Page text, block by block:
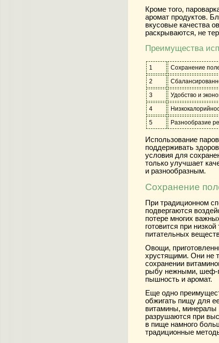
Кроме того,
аромат продуктов.
вкусовые качества
раскрываются, не
Преимущества
1
Сохранение
2
3
Удобство и
4
5
Разнообразие
Использование
поддерживать
условия для
только улучшает
и разнообразным.
Сохранение
При традиционном
подвергаются
потере многих
готовится при
питательных
Овощи,
хрустящими. Они не
сохранении
рыбу нежными, шеф-
пышность и аромат.
Еще одно
обжигать пищу для
витамины,
разрушаются при
в пище намного
традиционные